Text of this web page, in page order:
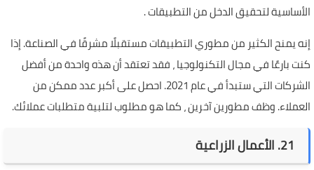
الأساسية لتحقيق الدخل من التطبيقات .
إنه يمنح الكثير من مطوري التطبيقات مستقبلًا مشرقًا في الصناعة. إذا
كنت بارعًا في مجال التكنولوجيا ، فقد تعتقد أن هذه واحدة من أفضل
الشركات التي ستبدأ في عام 2021. احصل على أكبر عدد ممكن من
العملاء. وظف مطورين آخرين ، كما هو مطلوب لتلبية متطلبات عملائك.
21. الأعمال الزراعية